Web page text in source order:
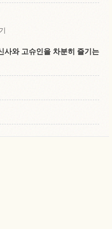
사와 고슈인을 차분히 즐기는